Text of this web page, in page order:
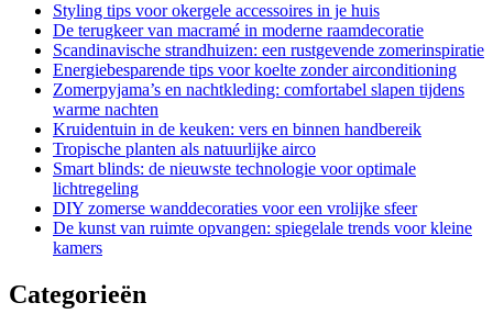
Styling tips voor okergele accessoires in je huis
De terugkeer van macramé in moderne raamdecoratie
Scandinavische strandhuizen: een rustgevende zomerinspiratie
Energiebesparende tips voor koelte zonder airconditioning
Zomerpyjama’s en nachtkleding: comfortabel slapen tijdens
warme nachten
Kruidentuin in de keuken: vers en binnen handbereik
Tropische planten als natuurlijke airco
Smart blinds: de nieuwste technologie voor optimale
lichtregeling
DIY zomerse wanddecoraties voor een vrolijke sfeer
De kunst van ruimte opvangen: spiegelale trends voor kleine
kamers
Categorieën